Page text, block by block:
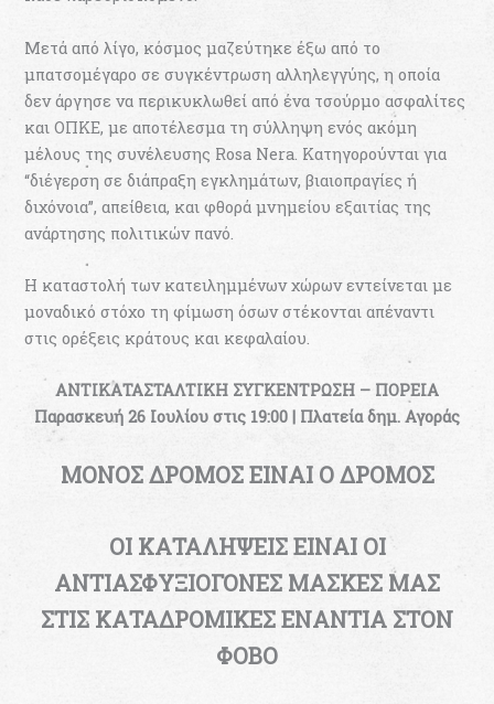
Μετά από λίγο, κόσμος μαζεύτηκε έξω από το
μπατσομέγαρο σε συγκέντρωση αλληλεγγύης, η οποία
δεν άργησε να περικυκλωθεί από ένα τσούρμο ασφαλίτες
και ΟΠΚΕ, με αποτέλεσμα τη σύλληψη ενός ακόμη
μέλους της συνέλευσης Rosa Nera. Κατηγορούνται για
“διέγερση σε διάπραξη εγκλημάτων, βιαιοπραγίες ή
διχόνοια”, απείθεια, και φθορά μνημείου εξαιτίας της
ανάρτησης πολιτικών πανό.
Η καταστολή των κατειλημμένων χώρων εντείνεται με
μοναδικό στόχο τη φίμωση όσων στέκονται απέναντι
στις ορέξεις κράτους και κεφαλαίου.
ΑΝΤΙΚΑΤΑΣΤΑΛΤΙΚΗ ΣΥΓΚΕΝΤΡΩΣΗ – ΠΟΡΕΙΑ
Παρασκευή 26 Ιουλίου στις 19:00 | Πλατεία δημ. Αγοράς
ΜΟΝΟΣ ΔΡΟΜΟΣ ΕΙΝΑΙ Ο ΔΡΟΜΟΣ
ΟΙ ΚΑΤΑΛΗΨΕΙΣ ΕΙΝΑΙ ΟΙ
ΑΝΤΙΑΣΦΥΞΙΟΓΟΝΕΣ ΜΑΣΚΕΣ ΜΑΣ
ΣΤΙΣ ΚΑΤΑΔΡΟΜΙΚΕΣ ΕΝΑΝΤΙΑ ΣΤΟΝ
ΦΟΒΟ